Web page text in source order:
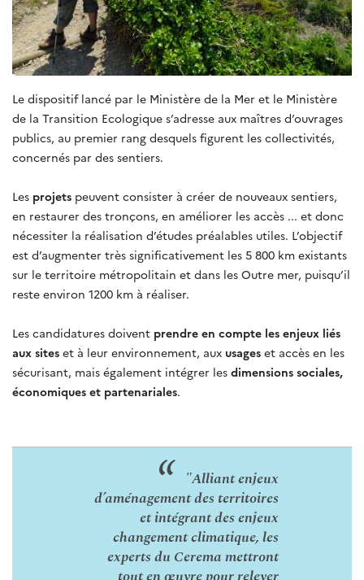
Le dispositif lancé par le Ministère de la Mer et le Ministère
de la Transition Ecologique s’adresse aux maîtres d’ouvrages
publics, au premier rang desquels figurent les collectivités,
concernés par des sentiers.
Les projets peuvent consister à créer de nouveaux sentiers,
en restaurer des tronçons, en améliorer les accès ... et donc
nécessiter la réalisation d’études préalables utiles. L’objectif
est d’augmenter très significativement les 5 800 km existants
sur le territoire métropolitain et dans les Outre mer, puisqu’il
reste environ 1200 km à réaliser.
Les candidatures doivent prendre en compte les enjeux liés
aux sites et à leur environnement, aux usages et accès en les
sécurisant, mais également intégrer les dimensions sociales,
économiques et partenariales.
"Alliant enjeux
d’aménagement des territoires
et intégrant des enjeux
changement climatique, les
experts du Cerema mettront